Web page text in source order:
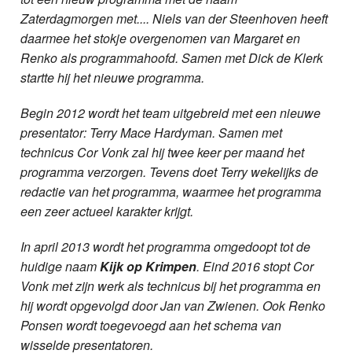
Zaterdagmorgen met.... Niels van der Steenhoven heeft
daarmee het stokje overgenomen van Margaret en
Renko als programmahoofd. Samen met Dick de Klerk
startte hij het nieuwe programma.
Begin 2012 wordt het team uitgebreid met een nieuwe
presentator: Terry Mace Hardyman. Samen met
technicus Cor Vonk zal hij twee keer per maand het
programma verzorgen. Tevens doet Terry wekelijks de
redactie van het programma, waarmee het programma
een zeer actueel karakter krijgt.
In april 2013 wordt het programma omgedoopt tot de
huidige naamKijk op Krimpen. Eind 2016 stopt Cor
Vonk met zijn werk als technicus bij het programma en
hij wordt opgevolgd door Jan van Zwienen. Ook Renko
Ponsen wordt toegevoegd aan het schema van
wisselde presentatoren.